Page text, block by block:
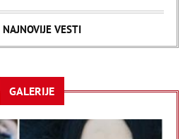
NAJNOVIJE VESTI
GALERIJE